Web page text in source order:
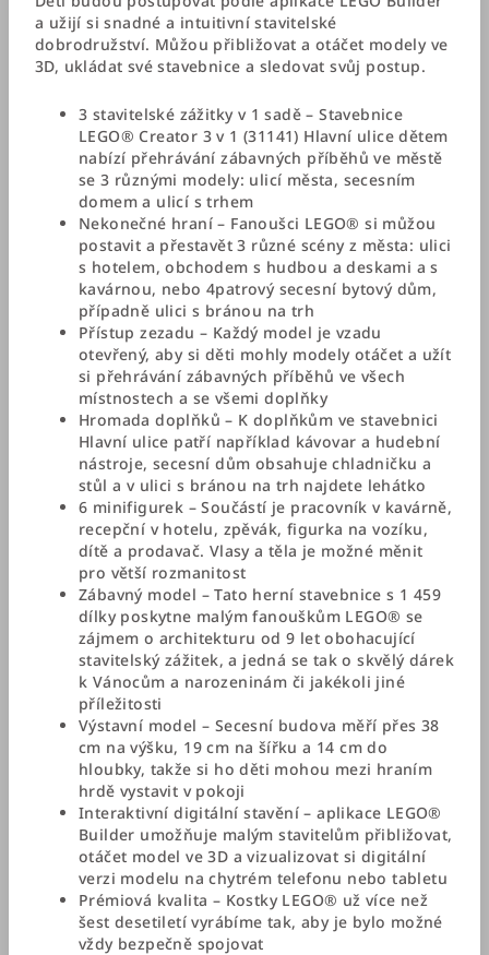
a užijí si snadné a intuitivní stavitelské
dobrodružství. Můžou přibližovat a otáčet modely ve
3D, ukládat své stavebnice a sledovat svůj postup.
3 stavitelské zážitky v 1 sadě – Stavebnice
LEGO® Creator 3 v 1 (31141) Hlavní ulice dětem
nabízí přehrávání zábavných příběhů ve městě
se 3 různými modely: ulicí města, secesním
domem a ulicí s trhem
Nekonečné hraní – Fanoušci LEGO® si můžou
postavit a přestavět 3 různé scény z města: ulici
s hotelem, obchodem s hudbou a deskami a s
kavárnou, nebo 4patrový secesní bytový dům,
případně ulici s bránou na trh
Přístup zezadu – Každý model je vzadu
otevřený, aby si děti mohly modely otáčet a užít
si přehrávání zábavných příběhů ve všech
místnostech a se všemi doplňky
Hromada doplňků – K doplňkům ve stavebnici
Hlavní ulice patří například kávovar a hudební
nástroje, secesní dům obsahuje chladničku a
stůl a v ulici s bránou na trh najdete lehátko
6 minifigurek – Součástí je pracovník v kavárně,
recepční v hotelu, zpěvák, figurka na vozíku,
dítě a prodavač. Vlasy a těla je možné měnit
pro větší rozmanitost
Zábavný model – Tato herní stavebnice s 1 459
dílky poskytne malým fanouškům LEGO® se
zájmem o architekturu od 9 let obohacující
stavitelský zážitek, a jedná se tak o skvělý dárek
k Vánocům a narozeninám či jakékoli jiné
příležitosti
Výstavní model – Secesní budova měří přes 38
cm na výšku, 19 cm na šířku a 14 cm do
hloubky, takže si ho děti mohou mezi hraním
hrdě vystavit v pokoji
Interaktivní digitální stavění – aplikace LEGO®
Builder umožňuje malým stavitelům přibližovat,
otáčet model ve 3D a vizualizovat si digitální
verzi modelu na chytrém telefonu nebo tabletu
Prémiová kvalita – Kostky LEGO® už více než
šest desetiletí vyrábíme tak, aby je bylo možné
vždy bezpečně spojovat